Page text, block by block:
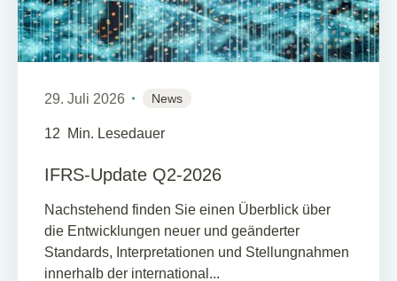
29. Juli 2026 News
12 Min. Lesedauer
IFRS-Update Q2-2026
Nachstehend finden Sie einen Überblick über
die Entwicklungen neuer und geänderter
Standards, Interpretationen und Stellungnahmen
innerhalb der international...